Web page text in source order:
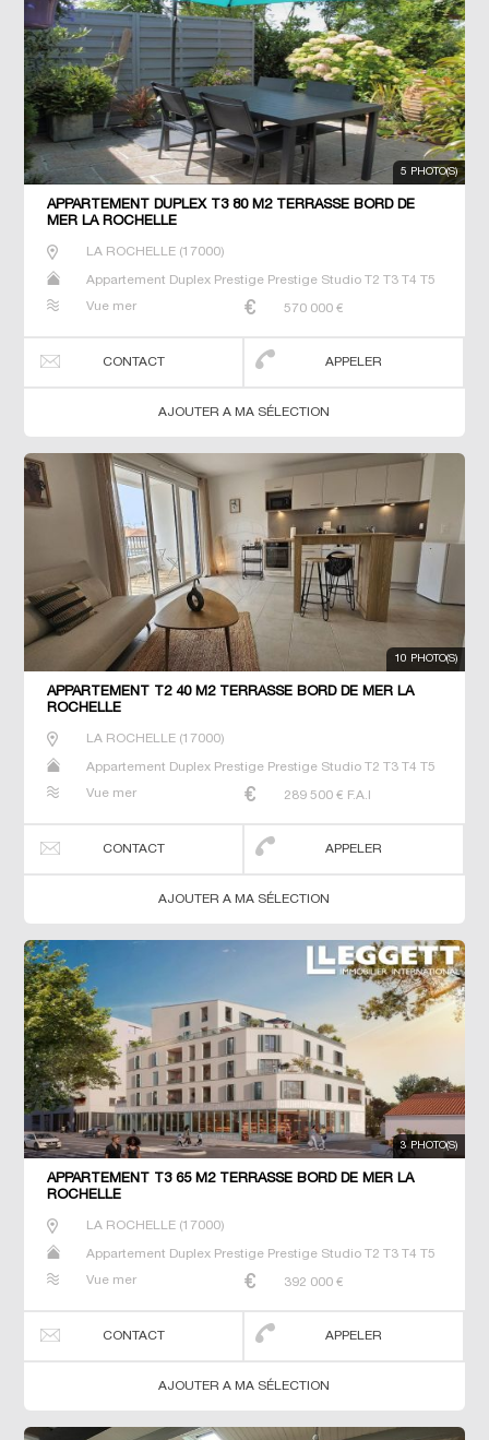
5 PHOTO(S)
APPARTEMENT DUPLEX T3 80 M2 TERRASSE BORD DE
MER LA ROCHELLE
LA ROCHELLE(17000)
Appartement Duplex Prestige Prestige Studio T2 T3 T4 T5
Vue mer
570 000 €
CONTACT APPELER
AJOUTER A MA SÉLECTION
10 PHOTO(S)
APPARTEMENT T2 40 M2 TERRASSE BORD DE MER LA
ROCHELLE
LA ROCHELLE(17000)
Appartement Duplex Prestige Prestige Studio T2 T3 T4 T5
Vue mer
289 500 € F.A.I
CONTACT APPELER
AJOUTER A MA SÉLECTION
3 PHOTO(S)
APPARTEMENT T3 65 M2 TERRASSE BORD DE MER LA
ROCHELLE
LA ROCHELLE(17000)
Appartement Duplex Prestige Prestige Studio T2 T3 T4 T5
Vue mer
392 000 €
CONTACT APPELER
AJOUTER A MA SÉLECTION